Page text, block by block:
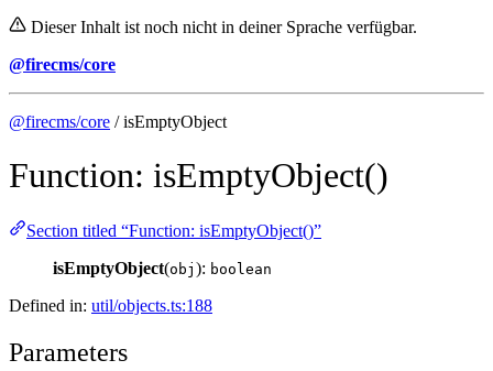
Dieser Inhalt ist noch nicht in deiner Sprache verfügbar.
@firecms/core
@firecms/core / isEmptyObject
Function: isEmptyObject()
Section titled “Function: isEmptyObject()”
isEmptyObject(obj ): boolean
Defined in: util/objects.ts:188
Parameters